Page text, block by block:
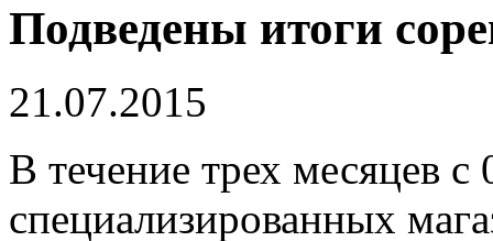
Подведены итоги
21.07.2015
В течение трех месяцев
специализированных